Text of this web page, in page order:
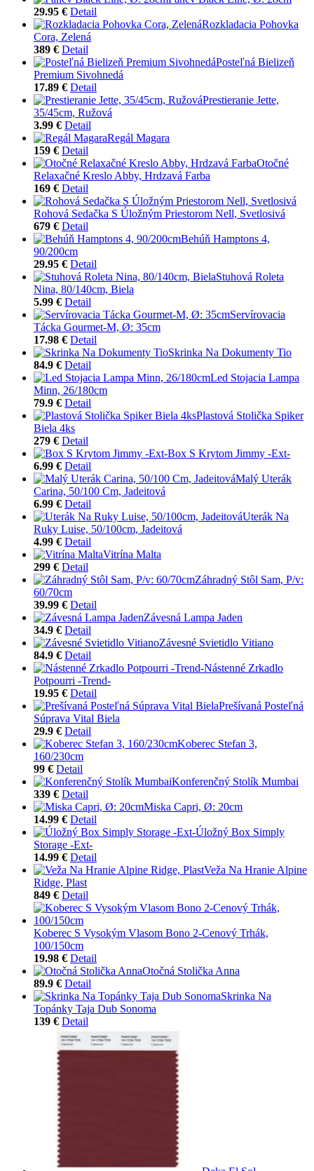
29.95 € Detail
Rozkladacia Pohovka
Cora, Zelená
389 € Detail
Posteľná Bielizeň
Premium Sivohnedá
17.89 € Detail
Prestieranie Jette,
35/45cm, Ružová
3.99 € Detail
Regál Magara
159 € Detail
Otočné
Relaxačné Kreslo Abby, Hrdzavá Farba
169 € Detail
Rohová Sedačka S Úložným Priestorom Nell, Svetlosivá
679 € Detail
Behúň Hamptons 4,
90/200cm
29.95 € Detail
Stuhová Roleta
Nina, 80/140cm, Biela
5.99 € Detail
Servírovacia
Tácka Gourmet-M, Ø: 35cm
17.98 € Detail
Skrinka Na Dokumenty Tio
84.9 € Detail
Led Stojacia Lampa
Minn, 26/180cm
79.9 € Detail
Plastová Stolička Spiker
Biela 4ks
279 € Detail
Box S Krytom Jimmy -Ext-
6.99 € Detail
Malý Uterák
Carina, 50/100 Cm, Jadeitová
6.99 € Detail
Uterák Na
Ruky Luise, 50/100cm, Jadeitová
4.99 € Detail
Vitrína Malta
299 € Detail
Záhradný Stôl Sam, P/v:
60/70cm
39.99 € Detail
Závesná Lampa Jaden
34.9 € Detail
Závesné Svietidlo Vitiano
84.9 € Detail
Nástenné Zrkadlo
Potpourri -Trend-
19.95 € Detail
Prešívaná Posteľná
Súprava Vital Biela
29.9 € Detail
Koberec Stefan 3,
160/230cm
99 € Detail
Konferenčný Stolík Mumbai
339 € Detail
Miska Capri, Ø: 20cm
14.99 € Detail
Úložný Box Simply
Storage -Ext-
14.99 € Detail
Veža Na Hranie Alpine
Ridge, Plast
849 € Detail
Koberec S Vysokým Vlasom Bono 2-Cenový Trhák,
100/150cm
19.98 € Detail
Otočná Stolička Anna
89.9 € Detail
Skrinka Na
Topánky Taja Dub Sonoma
139 € Detail